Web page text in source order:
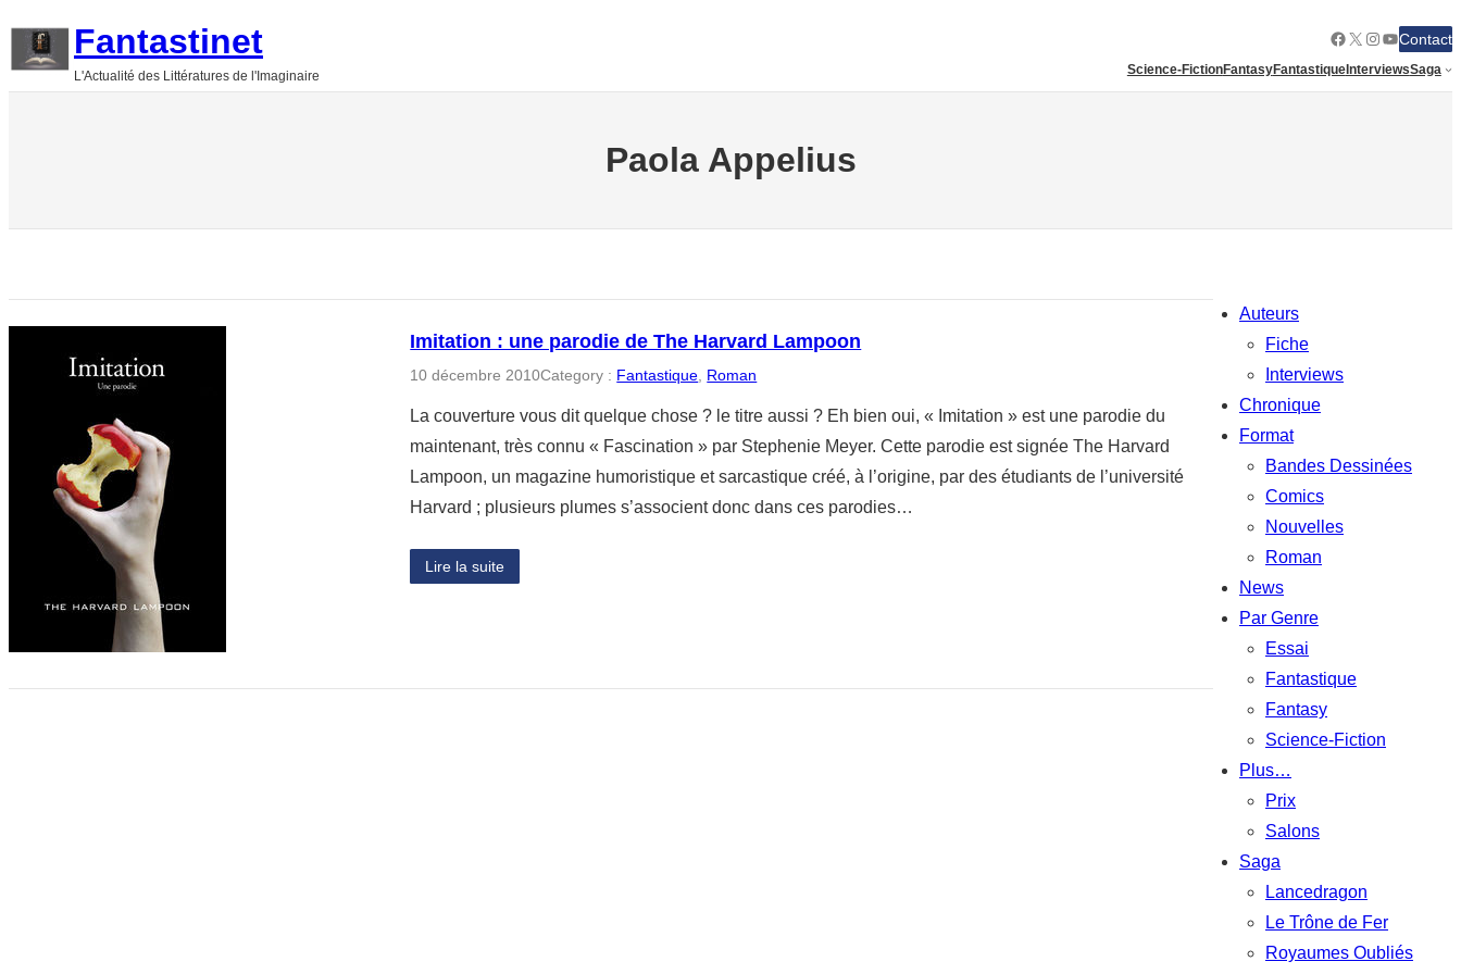
Fantastinet
L'Actualité des Littératures de l'Imaginaire
Facebook
X Instagram
YouTube
Contact
Science-FictionFantasyFantastiqueInterviewsSaga
Paola Appelius
Imitation : une parodie de The Harvard Lampoon
10 décembre 2010Category : Fantastique Roman
La couverture vous dit quelque chose ? le titre aussi ? Eh bien oui, « Imitation » est une parodie du
maintenant, très connu « Fascination » par Stephenie Meyer. Cette parodie est signée The Harvard
Lampoon, un magazine humoristique et sarcastique créé, à l’origine, par des étudiants de l’université
Harvard ; plusieurs plumes s’associent donc dans ces parodies…
Lire la suite
Auteurs
Fiche
Interviews
Chronique
Format
Bandes Dessinées
Comics
Nouvelles
Roman
News
Par Genre
Essai
Fantastique
Fantasy
Science-Fiction
Plus…
Prix
Salons
Saga
Lancedragon
Le Trône de Fer
Royaumes Oubliés